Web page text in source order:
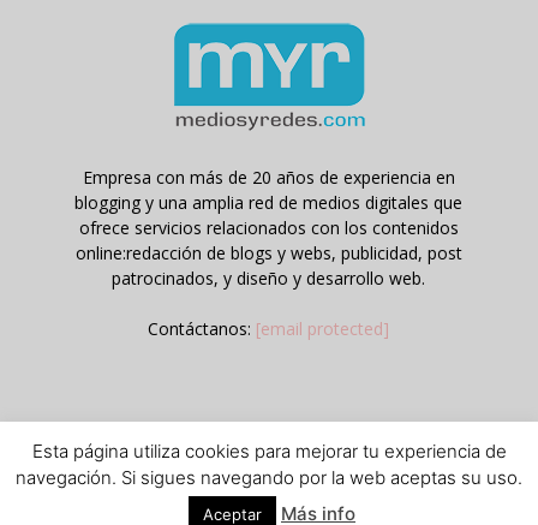
Empresa con más de 20 años de experiencia en
blogging y una amplia red de medios digitales que
ofrece servicios relacionados con los contenidos
online:redacción de blogs y webs, publicidad, post
patrocinados, y diseño y desarrollo web.
Contáctanos: [email protected]
Aviso legal Política de privacidad y cookies
© © Contenidos bajo licencia Creative Commons (CC) 1995-2018
Medios y Redes online. Otros contenidos se cita fuente.
Esta página utiliza cookies para mejorar tu experiencia de
navegación. Si sigues navegando por la web aceptas su uso.
Aceptar Más info